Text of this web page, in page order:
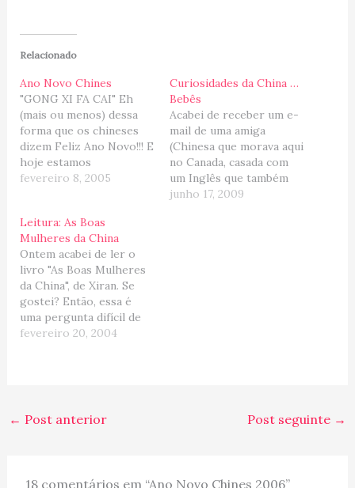
Relacionado
Ano Novo Chines
"GONG XI FA CAI" Eh
(mais ou menos) dessa
forma que os chineses
dizem Feliz Ano Novo!!! E
hoje estamos
comemorando o
Canto de apresentaao do
Galo "Eu estou a postos
Para anunciar a chegada
do dia, E para anunciar…
fevereiro 8, 2005
Curiosidades da China …
Bebês
Acabei de receber um e-
mail de uma amiga
(Chinesa que morava aqui
no Canada, casada com
um Inglês que também
morava no Canada... e no
junho 17, 2009
Leitura: As Boas
Mulheres da China
Ontem acabei de ler o
livro "As Boas Mulheres
da China", de Xiran. Se
gostei? Então, essa é
uma pergunta difícil de
responder. O conteúdo
durante a revolução
cultural da China e que
fevereiro 20, 2004
← Post anterior Post seguinte →
18 comentários em “Ano Novo Chines 2006”